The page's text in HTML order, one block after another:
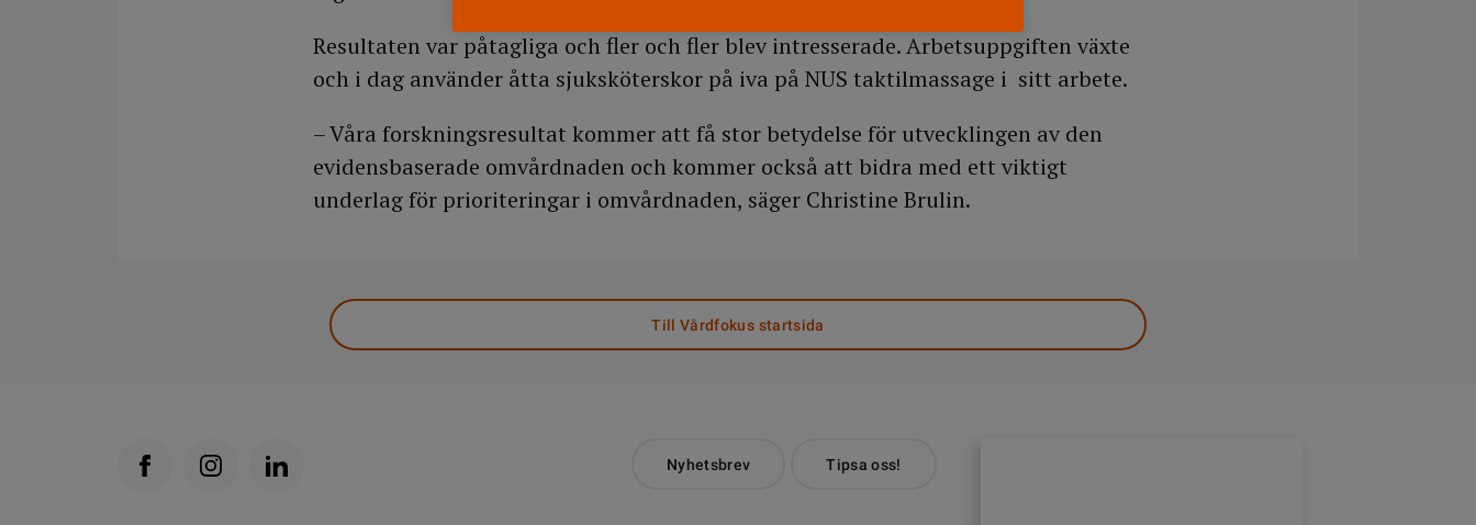
Resultaten var påtagliga och fler och fler blev intresserade. Arbetsuppgiften växte
och i dag använder åtta sjuksköterskor på iva på NUS taktilmassage i sitt arbete.
– Våra forskningsresultat kommer att få stor betydelse för utvecklingen av den
evidensbaserade omvårdnaden och kommer också att bidra med ett viktigt
underlag för prioriteringar i omvårdnaden, säger Christine Brulin.
Till Vårdfokus startsida
Nyhetsbrev Tipsa oss!